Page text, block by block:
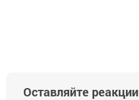
Оставляйте реакции